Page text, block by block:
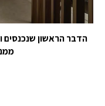
הדבר הראשון שנכנסים